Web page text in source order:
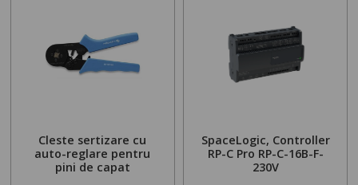
Cleste sertizare cu
auto-reglare pentru
pini de capat
SpaceLogic, Controller
RP-C Pro RP-C-16B-F-
230V